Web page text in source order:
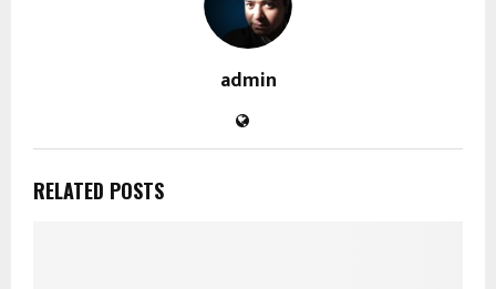
admin
RELATED POSTS